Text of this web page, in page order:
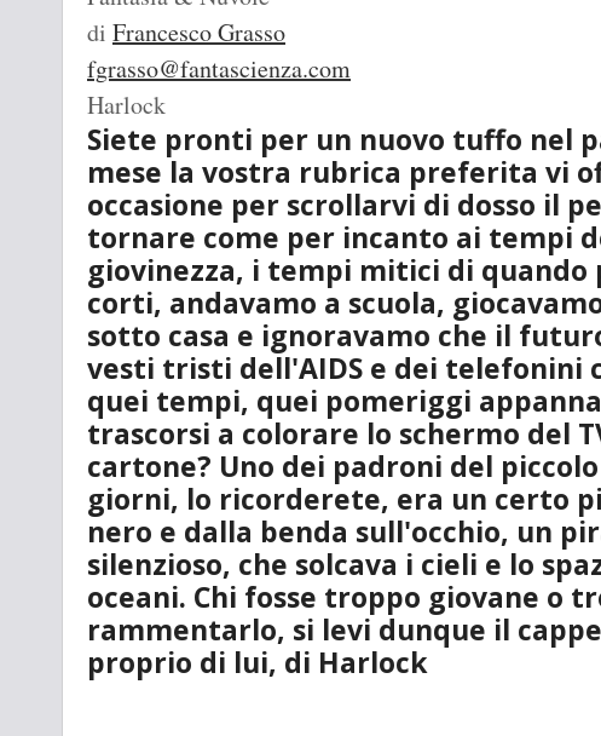
di Francesco Grasso
fgrasso@fantascienza.com
Harlock
Siete pronti per un nuovo tuffo nel
mese la vostra rubrica preferita vi
occasione per scrollarvi di dosso il
tornare come per incanto ai tempi
giovinezza, i tempi mitici di quando
corti, andavamo a scuola,
sotto casa e ignoravamo che il
vesti tristi dell'AIDS e dei telefonini
quei tempi, quei pomeriggi
trascorsi a colorare lo schermo del
cartone? Uno dei padroni del
giorni, lo ricorderete, era un certo
nero e dalla benda sull'occhio, un
silenzioso, che solcava i cieli e lo
oceani. Chi fosse troppo giovane o
rammentarlo, si levi dunque il
proprio di lui, di Harlock